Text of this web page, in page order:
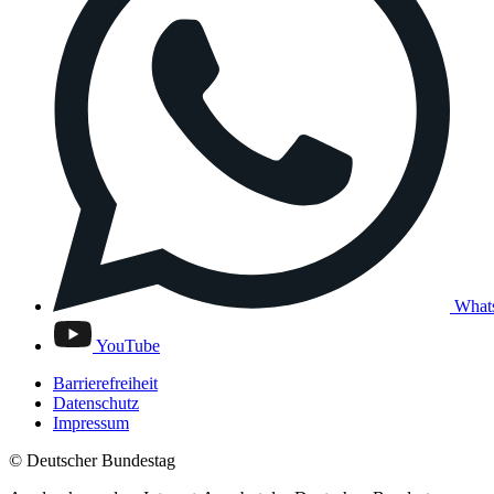
YouTube
Barrierefreiheit
Datenschutz
Impressum
© Deutscher Bundestag